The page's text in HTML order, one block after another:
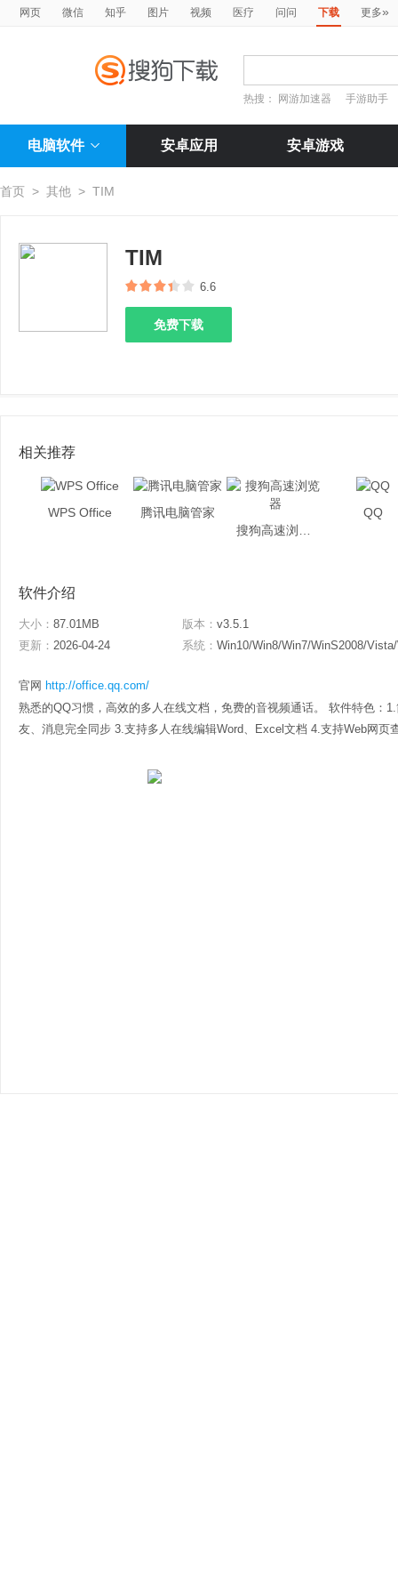
网页 微信 知乎 图片 视频 医疗 问问 下载 更多»
热搜： 网游加速器 手游助手
电脑软件 安卓应用 安卓游戏
首页 > 其他 > TIM
TIM
6.6
免费下载
相关推荐
WPS Office
腾讯电脑管家
QQ
软件介绍
大小： 87.01MB 版本： v3.5.1
更新： 2026-04-24 系统： Win10/Win8/Win7/WinS2008/
官网 http://office.qq.com/
熟悉的QQ习惯，高效的多人在线文档，免费的音视频通话。 软件特色：
友、消息完全同步 3.支持多人在线编辑Word、Excel文档 4.支持Web网页